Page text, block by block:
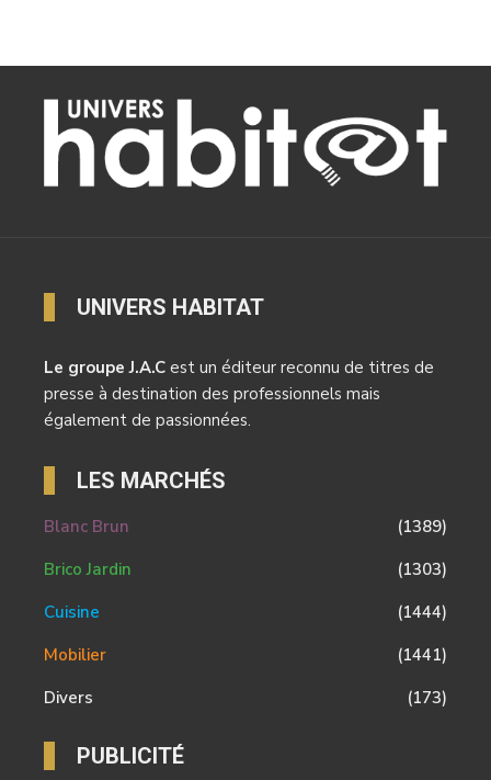
UNIVERS HABITAT
Le groupe J.A.C est un éditeur reconnu de titres de
presse à destination des professionnels mais
également de passionnées.
LES MARCHÉS
Blanc Brun
(1389)
Brico Jardin
(1303)
Cuisine
(1444)
Mobilier
(1441)
Divers
(173)
PUBLICITÉ